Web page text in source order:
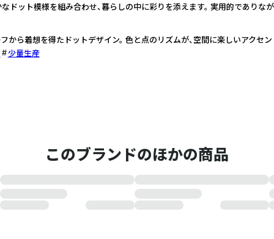
ドット模様を組み合わせ、暮らしの中に彩りを添えます。 実用的でありな
から着想を得たドットデザイン。 色と点のリズムが、空間に楽しいアクセン
少量生産
このブランドのほかの商品